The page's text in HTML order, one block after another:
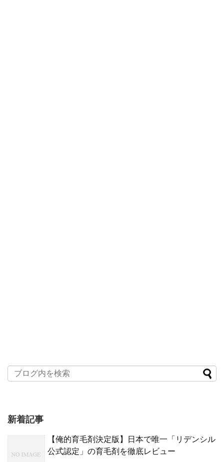
新着記事
【俺的育毛剤決定版】日本で唯一「リデンシル
公式認定」の育毛剤を徹底レビュー